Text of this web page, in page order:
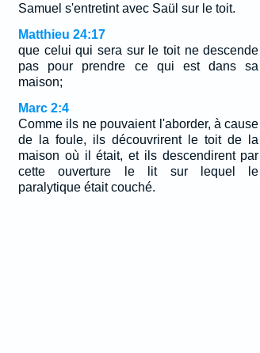
Samuel s'entretint avec Saül sur le toit.
Matthieu 24:17
que celui qui sera sur le toit ne descende
pas pour prendre ce qui est dans sa
maison;
Marc 2:4
Comme ils ne pouvaient l'aborder, à cause
de la foule, ils découvrirent le toit de la
maison où il était, et ils descendirent par
cette ouverture le lit sur lequel le
paralytique était couché.